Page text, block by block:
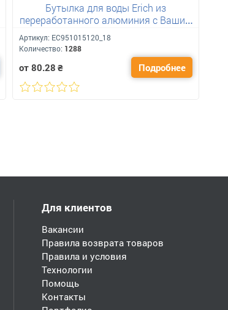
Бутылка для воды Erich из
переработанного алюминия с Вашим
лого 400 мл
Артикул: ЕС951015120_18
Количество: 1288
от 80.28 ₴ Подробнее
Для клиентов
Вакансии
Правила возврата товаров
Правила и условия
Технологии
Помощь
Контакты